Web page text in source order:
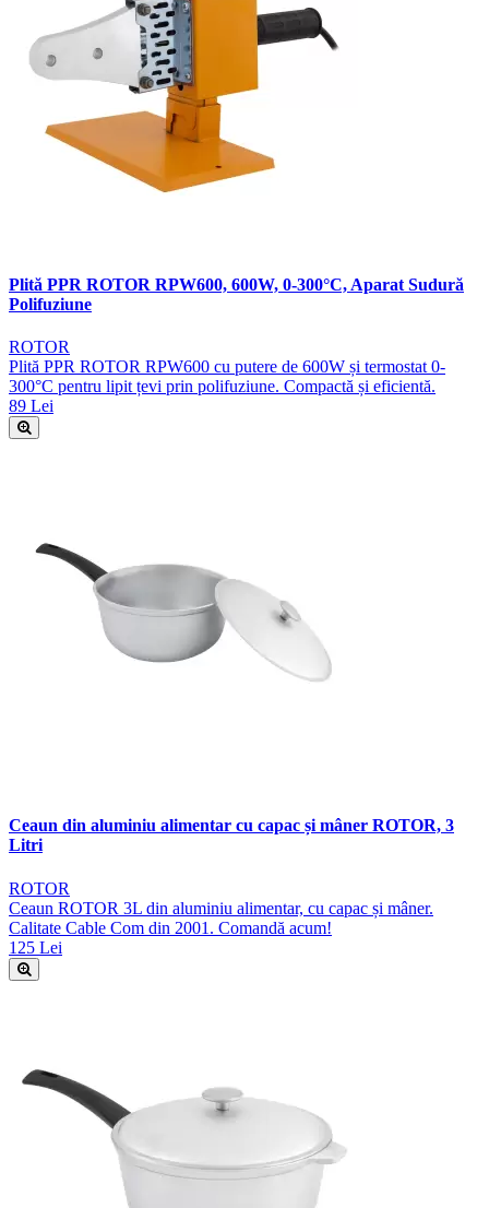
Plită PPR ROTOR RPW600, 600W, 0-300°C, Aparat Sudură
Polifuziune
ROTOR
Plită PPR ROTOR RPW600 cu putere de 600W și termostat 0-
300°C pentru lipit țevi prin polifuziune. Compactă și eficientă.
89 Lei
Ceaun din aluminiu alimentar cu capac și mâner ROTOR, 3
Litri
ROTOR
Ceaun ROTOR 3L din aluminiu alimentar, cu capac și mâner.
Calitate Cable Com din 2001. Comandă acum!
125 Lei